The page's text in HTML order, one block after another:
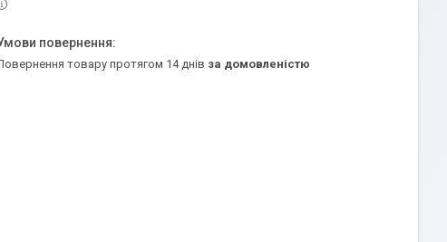
повернення товару протягом 14 днів за домовленістю